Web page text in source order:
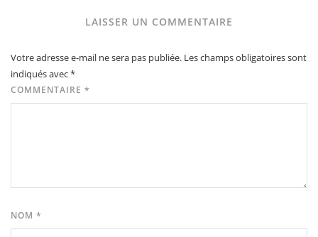
LAISSER UN COMMENTAIRE
Votre adresse e-mail ne sera pas publiée. Les champs obligatoires sont
indiqués avec*
COMMENTAIRE *
NOM *